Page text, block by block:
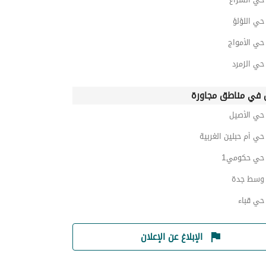
اللؤلؤ
الأمواج
الزمرد
مناطق مجاورة
الأصيل
أم حبلين الغربية
حكومي1
جدة
قباء
الإبلاغ عن الإعلان